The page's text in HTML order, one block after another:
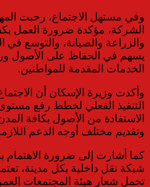
وفي مستهل الاجتماع، رحبت
الشركة، مؤكدة ضرورة العمل
والزراعة والصيانة، والتوسع في
يسهم في الحفاظ على الأصول
الخدمات المقدمة للمواطنين.
وأكدت وزيرة الإسكان أن
التنفيذ الفعلي لخطط رفع
الاستفادة من الأصول بكافة
وتقديم مختلف أوجه الدعم
كما أشارت إلى ضرورة الاهتمام
شبكة نقل داخلية بكل مدينة،
تحمل شعار هيئة المجتمعات